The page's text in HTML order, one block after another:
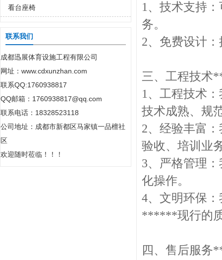
看台座椅
联系我们
成都迅展体育设施工程有限公司
网址：www.cdxunzhan.com
联系QQ:1760938817
QQ邮箱：1760938817@qq.com
联系电话：18328523118
公司地址： 成都市新都区马家镇一品檀社
区
欢迎随时莅临！！！
1、技术支持
务。
2、免费设计
三、工程技术
1、工程技术
技术成熟、规
2、经验丰富
验收、培训业
3、严格管理
化操作。
4、文明环保
******现行的
四、售后服